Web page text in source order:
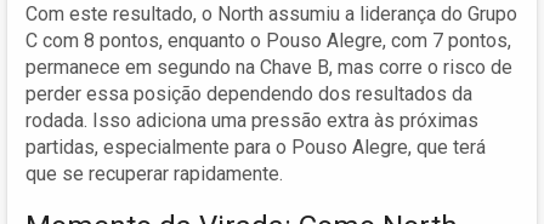
Com este resultado, o North assumiu a liderança do Grupo
C com 8 pontos, enquanto o Pouso Alegre, com 7 pontos,
permanece em segundo na Chave B, mas corre o risco de
perder essa posição dependendo dos resultados da
rodada. Isso adiciona uma pressão extra às próximas
partidas, especialmente para o Pouso Alegre, que terá
que se recuperar rapidamente.